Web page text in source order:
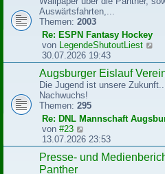
t
e
r
B
e
i
t
r
g
Auswärtsfahrten,...
Themen: 2003
Re: ESPN Fantasy Hockey
von LegendeShutoutLiest
u
e
s
r
i
t
30.07.2026 19:43
Augsburger Eislauf
Die Jugend ist unsere
Nachwuchs!
Themen: 295
Re: DNL Mannschaft
von #23
e
u
e
13.07.2026 23:53
Presse- und
Panther